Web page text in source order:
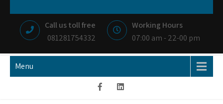
content
NIAGA BETON
MEMBANGUN NEGRI DENGAN IKHLAS HATI
Call us toll free
081281754332
Working Hours
07:00 am - 22-00 pm
Menu